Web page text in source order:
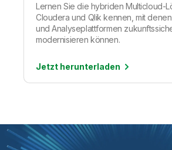
Lernen Sie die hybriden Multicloud-
Cloudera und Qlik kennen, mit
und Analyseplattformen
modernisieren können.
Jetzt herunterladen